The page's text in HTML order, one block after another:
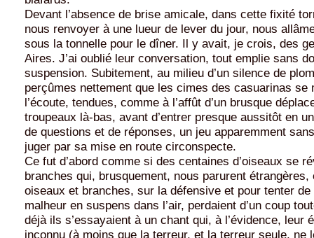
Devant l’absence de brise amicale, dans cette fixité
nous renvoyer à une lueur de lever du jour, nous
sous la tonnelle pour le dîner. Il y avait, je crois, des
Aires. J’ai oublié leur conversation, tout emplie sans
suspension. Subitement, au milieu d’un silence de
perçûmes nettement que les cimes des casuarinas se
l’écoute, tendues, comme à l’affût d’un brusque
troupeaux là-bas, avant d’entrer presque aussitôt en
de questions et de réponses, un jeu apparemment
juger par sa mise en route circonspecte.
Ce fut d’abord comme si des centaines d’oiseaux se
branches qui, brusquement, nous parurent étrangères,
oiseaux et branches, sur la défensive et pour tenter de
malheur en suspens dans l’air, perdaient d’un coup
déjà ils s’essayaient à un chant qui, à l’évidence, leur
inconnu (à moins que la terreur, et la terreur seule, ne